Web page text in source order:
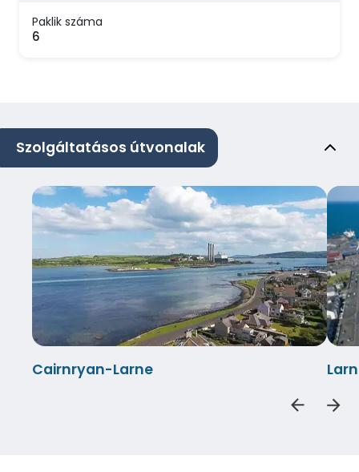
Paklik száma
6
Szolgáltatásos útvonalak
Cairnryan-Larne